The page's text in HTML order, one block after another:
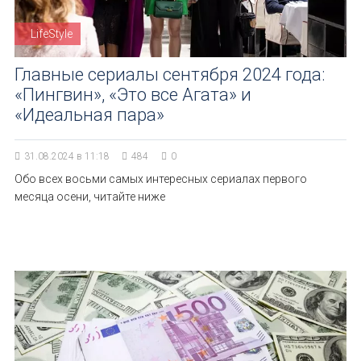
LifeStyle
Главные сериалы сентября 2024 года:
«Пингвин», «Это все Агата» и
«Идеальная пара»
31.08.2024 в 11:18 484 0
Обо всех восьми самых интересных сериалах первого
месяца осени, читайте ниже